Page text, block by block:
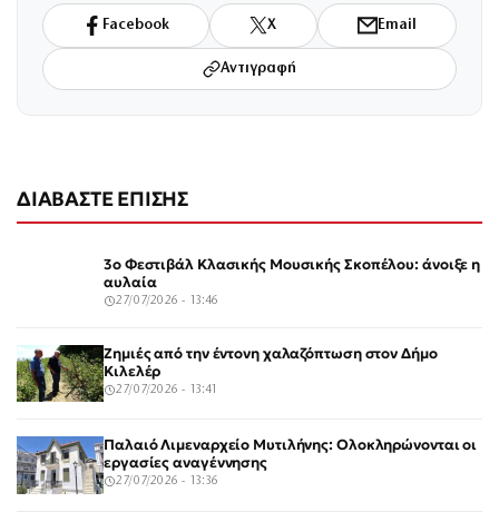
Facebook X Email
Αντιγραφή
ΔΙΑΒΑΣΤΕ ΕΠΙΣΗΣ
3ο Φεστιβάλ Κλασικής Μουσικής Σκοπέλου: άνοιξε η
αυλαία
27/07/2026 - 13:46
Ζημιές από την έντονη χαλαζόπτωση στον Δήμο
Κιλελέρ
27/07/2026 - 13:41
Παλαιό Λιμεναρχείο Μυτιλήνης: Ολοκληρώνονται οι
εργασίες αναγέννησης
27/07/2026 - 13:36